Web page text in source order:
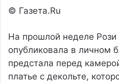
© Газета.Ru
На прошлой неделе Рози
опубликовала в личном
предстала перед
платье с декольте,